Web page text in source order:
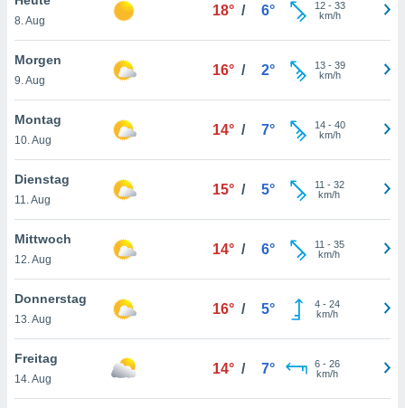
oder
Partner
es uns
das
der
Profil zu
Ihnen
finden
. Sie
jederzeit
Rand
8. Aug
18° / 6° 12- 33
km/h
Morgen
9. Aug
16° / 2° 13- 39
km/h
Montag
10. Aug
14° / 7° 14- 40
km/h
Dienstag
11. Aug
15° / 5° 11 - 32
km/h
Mittwoch
12. Aug
14° / 6° 11 - 35
km/h
Donnerstag
13. Aug
16° / 5° 4- 24
km/h
Freitag
14. Aug
14° / 7° 6- 26
km/h